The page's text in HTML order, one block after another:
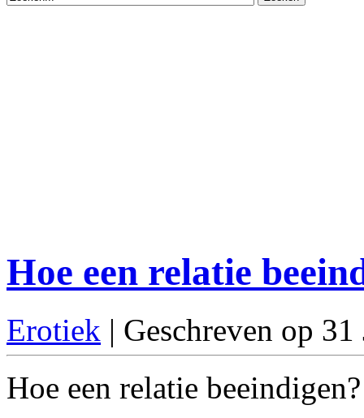
Hoe een relatie
Erotiek | Geschreven op
Hoe een relatie